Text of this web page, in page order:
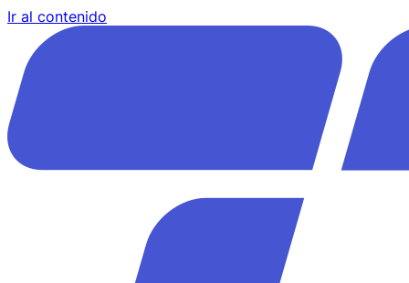
Ir al contenido